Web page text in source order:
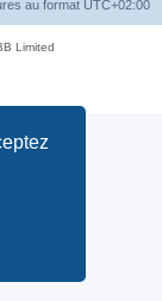
au format UTC+02:00
Limited